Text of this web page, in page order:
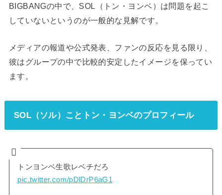
BIGBANGの中で、SOL（トン・ヨンベ）は問題を起こ
していないというのが一般的な見解です。
メディアの報道や公式発表、ファンの反応を見る限り、
彼はグループの中で比較的安定したイメージを保ってい
ます。
SOL（ソル）ことトン・ヨンベのプロフィール
トンヨンベ生歌レベチだろ
pic.twitter.com/pDlDrP6aG1